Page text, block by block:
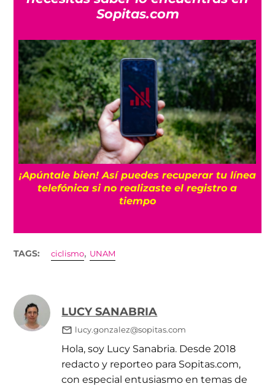
Sopitas.com
¡Apúntale bien! Así puedes recuperar tu línea
telefónica si no realizaste el registro a
tiempo
TAGS: ciclismo, UNAM
LUCY SANABRIA
lucy.gonzalez@sopitas.com
Hola, soy Lucy Sanabria. Desde 2018
redacto y reporteo para Sopitas.com,
con especial entusiasmo en temas de